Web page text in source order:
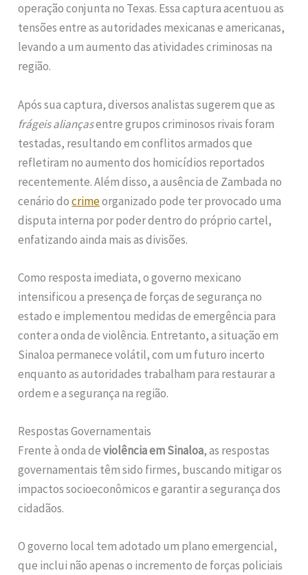
operação conjunta no Texas. Essa captura acentuou as
tensões entre as autoridades mexicanas e americanas,
levando a um aumento das atividades criminosas na
região.
Após sua captura, diversos analistas sugerem que as
frágeis aliançasentre grupos criminosos rivais foram
testadas, resultando em conflitos armados que
refletiram no aumento dos homicídios reportados
recentemente. Além disso, a ausência de Zambada no
cenário docrimeorganizado pode ter provocado uma
disputa interna por poder dentro do próprio cartel,
enfatizando ainda mais as divisões.
Como resposta imediata, o governo mexicano
intensificou a presença de forças de segurança no
estado e implementou medidas de emergência para
conter a onda de violência. Entretanto, a situação em
Sinaloa permanece volátil, com um futuro incerto
enquanto as autoridades trabalham para restaurar a
ordem e a segurança na região.
Respostas Governamentais
Frente à onda deviolência em Sinaloa, as respostas
governamentais têm sido firmes, buscando mitigar os
impactos socioeconômicos e garantir a segurança dos
cidadãos.
O governo local tem adotado um plano emergencial,
que inclui não apenas o incremento de forças policiais